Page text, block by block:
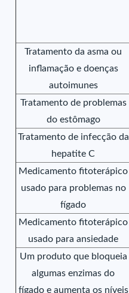
Tratamento da asma ou
inflamação e doenças
autoimunes
Tratamento de problemas
do estômago
Tratamento de infecção da
hepatite C
Medicamento fitoterápico
usado para problemas no
fígado
Medicamento fitoterápico
usado para ansiedade
Um produto que bloqueia
algumas enzimas do
fígado e aumenta os níveis